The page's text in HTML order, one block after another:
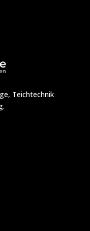
Teichtechnik